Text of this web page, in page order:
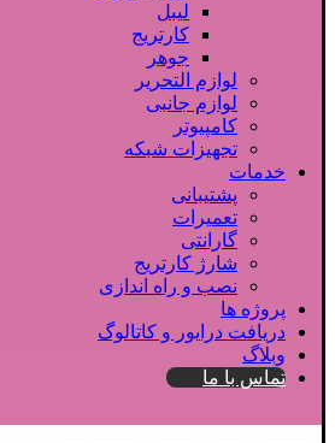
لیبل
کارتریج
جوهر
لوازم التحریر
لوازم جانبی
کامپیوتر
تجهیزات شبکه
خدمات
پشتیبانی
تعمیرات
گارانتی
شارژ کارتریج
نصب و راه اندازی
پروژه ها
دریافت درایور و کاتالوگ
وبلاگ
تماس با ما